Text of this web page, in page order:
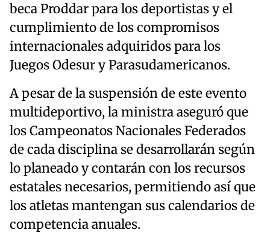
beca Proddar para los deportistas y el
cumplimiento de los compromisos
internacionales adquiridos para los
Juegos Odesur y Parasudamericanos.
A pesar de la suspensión de este evento
multideportivo, la ministra aseguró que
los Campeonatos Nacionales Federados
de cada disciplina se desarrollarán según
lo planeado y contarán con los recursos
estatales necesarios, permitiendo así que
los atletas mantengan sus calendarios de
competencia anuales.